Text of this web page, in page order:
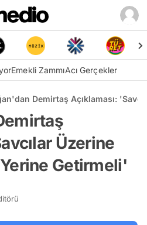
Emekli ZammıAcı Gerçekler
Demirtaş Açıklaması:
Üzerine
Getirmeli'